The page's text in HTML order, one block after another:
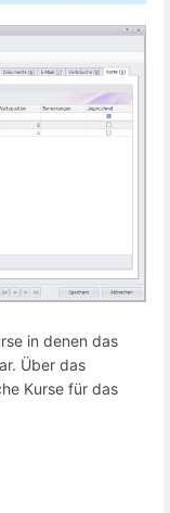
in denen das
Über das
Kurse für das